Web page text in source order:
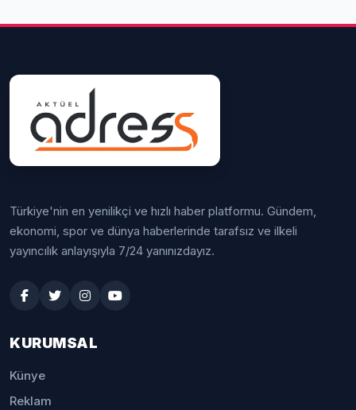
Türkiye'nin en yenilikçi ve hızlı haber platformu. Gündem,
ekonomi, spor ve dünya haberlerinde tarafsız ve ilkeli
yayıncılık anlayışıyla 7/24 yanınızdayız.
KURUMSAL
Künye
Reklam